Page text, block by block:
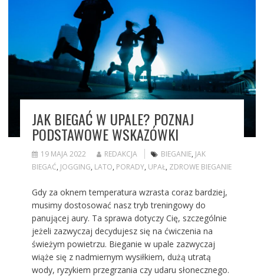
JAK BIEGAĆ W UPALE? POZNAJ
PODSTAWOWE WSKAZÓWKI
19 MAJA 2022 REDAKCJA BIEGANIE, JAK
BIEGAĆ, JOGGING, LATO, PORADY, UPAŁ, ZDROWE BIEGANIE
Gdy za oknem temperatura wzrasta coraz bardziej,
musimy dostosować nasz tryb treningowy do
panującej aury. Ta sprawa dotyczy Cię, szczególnie
jeżeli zazwyczaj decydujesz się na ćwiczenia na
świeżym powietrzu. Bieganie w upale zazwyczaj
wiąże się z nadmiernym wysiłkiem, dużą utratą
wody, ryzykiem przegrzania czy udaru słonecznego.